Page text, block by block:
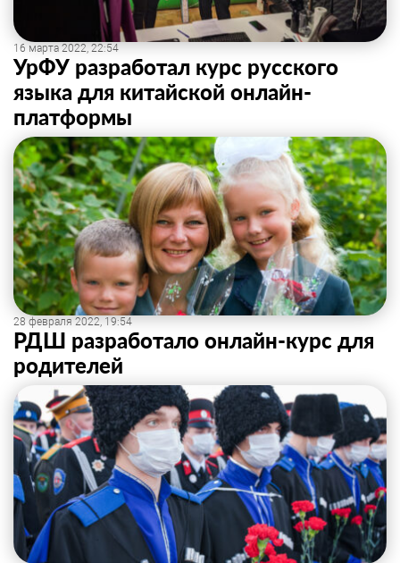
16 марта 2022, 22:54
УрФУ разработал курс русского
языка для китайской онлайн-
платформы
28 февраля 2022, 19:54
РДШ разработало онлайн-курс для
родителей